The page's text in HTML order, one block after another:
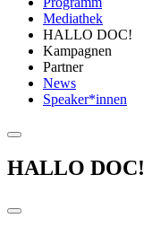
Mediathek
HALLO DOC!
Kampagnen
Partner
News
Speaker*innen
HALLO DOC!